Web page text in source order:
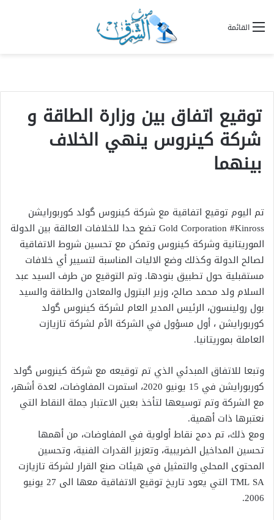
القائمة
توقيع اتفاق بين وزارة الطاقة و
شركة كينروس ينهي الخلاف
بينهما
تم اليوم توقيع اتفاقية مع شركة كينروس گولد كوربورايشن
Gold Corporation #Kinross تضع حدا للخلافات العالقة بين الدولة
الموريتانية وشركة كينروس وتمكن مع تحسين شروط الاتفاقية
لصالح الدولة وكذلك وضع الاليات المناسبة لتسيير أي خلافات
مستقبلية حول تطبيق بنودها. وتم التوقيع من طرف السيد عبد
السلام ولد محمد صالح، وزير البترول والمعادن والطاقة والسيد
بول رولينسون، الرئيس المدير العام لشركة كينروس گولد
كوربورايشن ، أول مسؤول في الشركة الأم لشركة تازيازت
العاملة بموريتانيا.
وتبعا للاتفاق المبدئي الذي تم توقيعه مع شركة كينروس گولد
كوربورايشن في 15 يونيو 2020، استمرت المفاوضات، لعدة أشهر،
مع الشركة وتم توسيعها لتأخذ بعين الاعتبار جملة النقاط التي
نعتبرها ذات أهمية.
ومع ذلك، تم دمج نقاط أولوية في المفاوضات، من أهمها
تحسين المداخيل الضريبية، وتعزيز القدرات الفنية، وتحسين
المحتوى المحلي والتمثيل في هيئات صنع القرار لشركة تازيازت
TML SA التي يعود تاريخ توقيع الاتفاقية معها الى 27 يونيو
2006.